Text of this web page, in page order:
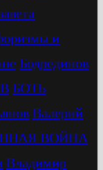
и
Бодрединов
БОТЬ
Валерий
ВОЙНА
Владимир